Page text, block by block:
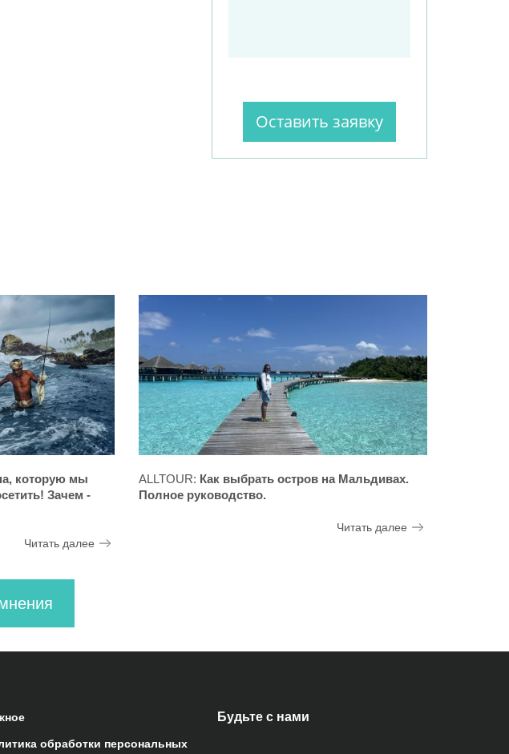
которую мы
Зачем -
Читать далее
ALLTOUR: Как выбрать остров на Мальдивах.
Полное руководство.
Читать далее
обработки персональных
Будьте с нами